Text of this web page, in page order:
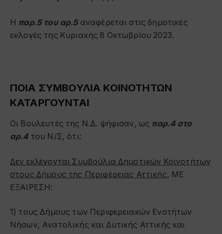
Η παρ.5 του αρ.5αναφέρεται στις δημοτικές
εκλογές της Κυριακής 8 Οκτωβρίου 2023.
ΠΟΙΑ ΣΥΜΒΟΥΛΙΑ ΚΟΙΝΟΤΗΤΩΝ
ΚΑΤΑΡΓΟΥΝΤΑΙ
Οι Βουλευτές της Ν.Δ. ψήφισαν, ως παρ.4 στο
αρ.4 του Ν/Σ, ότι:
Δεν εκλέγονται Συμβούλια Δημοτικών Κοινοτήτων
στους Δήμους της Περιφέρειας Αττικής, ΜΕ
ΕΞΑΙΡΕΣΗ:
1) τους Δήμους των Περιφερειακών Ενοτήτων
Νήσων, Ανατολικής και Δυτικής Αττικής και